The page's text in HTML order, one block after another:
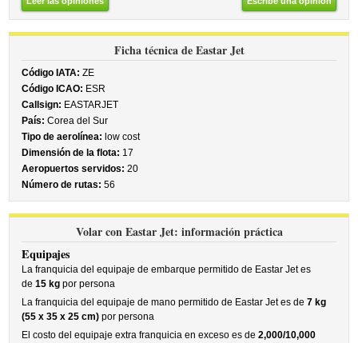
Ficha técnica de Eastar Jet
Código IATA: ZE
Código ICAO: ESR
Callsign: EASTARJET
País: Corea del Sur
Tipo de aerolínea: low cost
Dimensión de la flota: 17
Aeropuertos servidos: 20
Número de rutas: 56
Volar con Eastar Jet: información práctica
Equipajes
La franquicia del equipaje de embarque permitido de Eastar Jet es
de15 kg por persona
La franquicia del equipaje de mano permitido de Eastar Jet es de7 kg
(55 x 35 x 25 cm) por persona
El costo del equipaje extra franquicia en exceso es de2,000/10,000